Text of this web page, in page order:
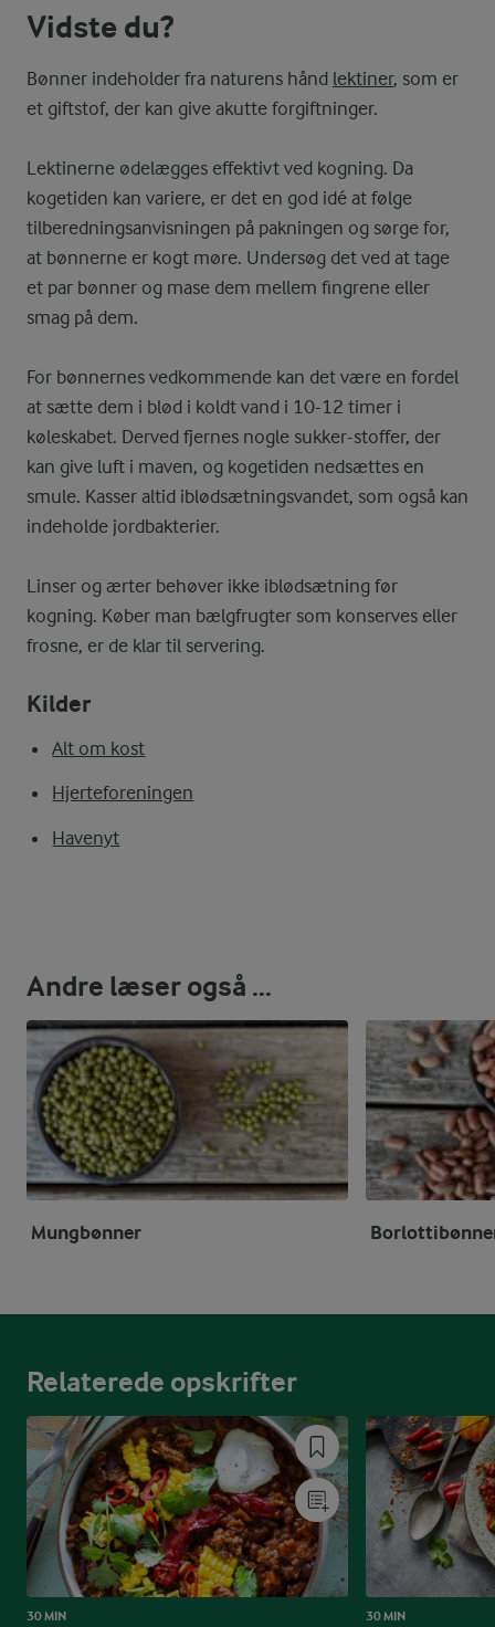
Vidste du?
Bønner indeholder fra naturens hånd lektiner, som er
et giftstof, der kan give akutte forgiftninger.
Lektinerne ødelægges effektivt ved kogning. Da
kogetiden kan variere, er det en god idé at følge
tilberedningsanvisningen på pakningen og sørge for,
at bønnerne er kogt møre. Undersøg det ved at tage
et par bønner og mase dem mellem fingrene eller
smag på dem.
For bønnernes vedkommende kan det være en fordel
at sætte dem i blød i koldt vand i 10-12 timer i
køleskabet. Derved fjernes nogle sukker-stoffer, der
kan give luft i maven, og kogetiden nedsættes en
smule. Kasser altid iblødsætningsvandet, som også kan
indeholde jordbakterier.
Linser og ærter behøver ikke iblødsætning før
kogning. Køber man bælgfrugter som konserves eller
frosne, er de klar til servering.
Kilder
Alt om kost
Hjerteforeningen
Havenyt
Andre læser også ...
Mungbønner
Relaterede opskrifter
30 MIN 30 MIN